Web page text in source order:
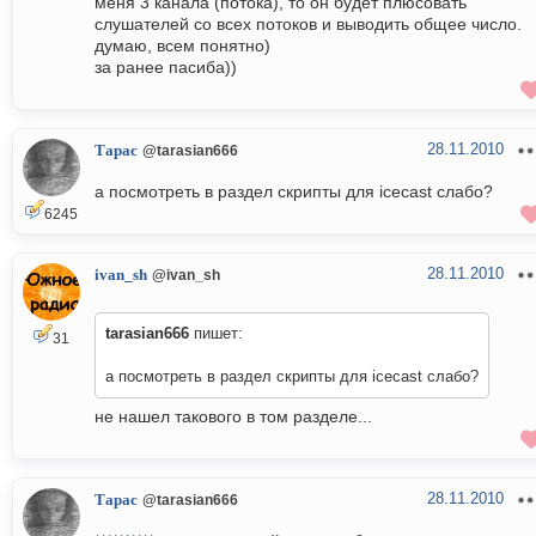
слушателей со всех потоков и выводить общее число.
думаю, всем понятно)
за ранее пасиба))
6245
Тарас @tarasian666 28.11.2010
а посмотреть в раздел скрипты для icecast слабо?
31
ivan_sh @ivan_sh 28.11.2010
tarasian666 пишет:
а посмотреть в раздел скрипты для icecast слабо?
не нашел такового в том разделе...
Тарас @tarasian666 28.11.2010